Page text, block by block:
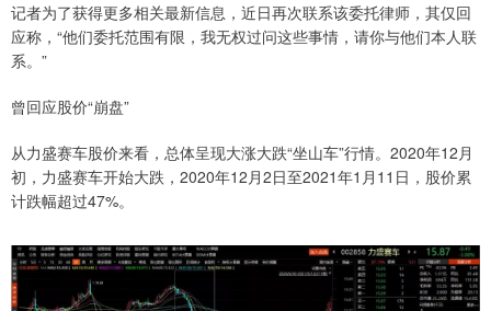
记者为了获得更多相关最新信息，近日再次联系该委托律师，其仅回
应称，“他们委托范围有限，我无权过问这些事情，请你与他们本人联
系。”
曾回应股价“崩盘”
从力盛赛车股价来看，总体呈现大涨大跌“坐山车”行情。2020年12月
初，力盛赛车开始大跌，2020年12月2日至2021年1月11日，股价累
计跌幅超过47%。